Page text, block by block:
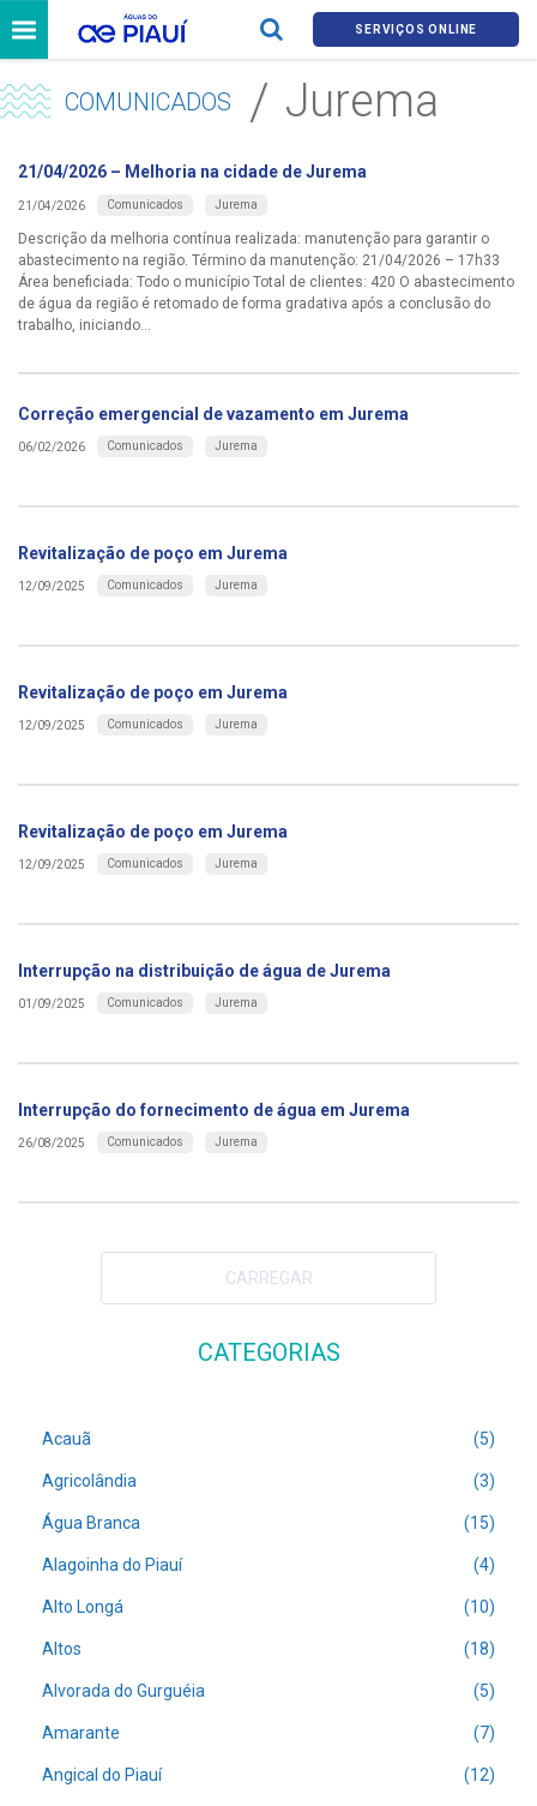
SERVIÇOS ONLINE
COMUNICADOS Jurema
21/04/2026 – Melhoria na cidade de Jurema
21/04/2026 Comunicados Jurema
Descrição da melhoria contínua realizada: manutenção para garantir o
abastecimento na região. Término da manutenção: 21/04/2026 – 17h33
Área beneficiada: Todo o município Total de clientes: 420 O abastecimento
de água da região é retomado de forma gradativa após a conclusão do
trabalho, iniciando...
Correção emergencial de vazamento em Jurema
06/02/2026 Comunicados Jurema
Revitalização de poço em Jurema
12/09/2025 Comunicados Jurema
Revitalização de poço em Jurema
12/09/2025 Comunicados Jurema
Revitalização de poço em Jurema
12/09/2025 Comunicados Jurema
Interrupção na distribuição de água de Jurema
01/09/2025 Comunicados Jurema
Interrupção do fornecimento de água em Jurema
26/08/2025 Comunicados Jurema
CARREGAR
CATEGORIAS
Acauã (5)
Agricolândia (3)
Água Branca (15)
Alagoinha do Piauí (4)
Alto Longá (10)
Altos (18)
Alvorada do Gurguéia (5)
Amarante (7)
Angical do Piauí (12)